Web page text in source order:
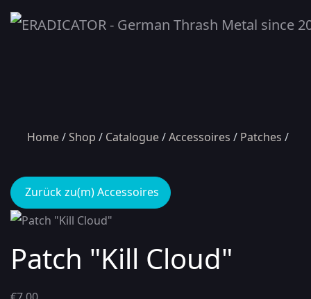
Home Shop Catalogue Accessoires Patches
Zurück zu(m) Accessoires
Patch "Kill Cloud"